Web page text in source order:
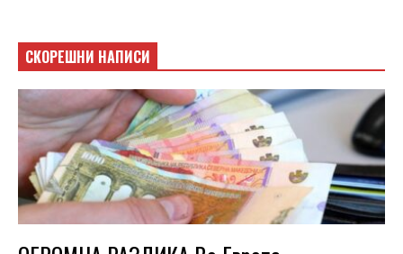
СКОРЕШНИ НАПИСИ